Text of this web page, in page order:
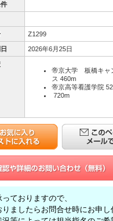
Z1299
2026年6月25日
帝京大学 板橋キャ
ス 460m
帝京高等看護学院
720m
ておりますので、
ましたらお問合せ時にお申